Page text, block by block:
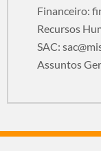
Financeiro:
Recursos
SAC:
Assuntos